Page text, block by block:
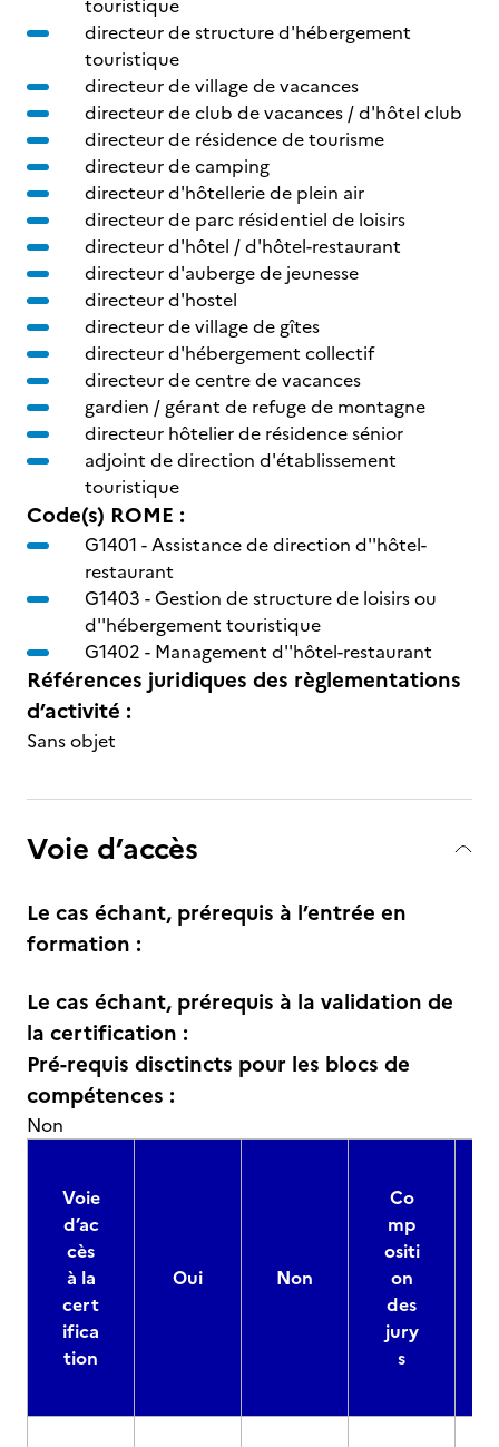
touristique
directeur de structure d'hébergement
touristique
directeur de village de vacances
directeur de club de vacances / d'hôtel club
directeur de résidence de tourisme
directeur de camping
directeur d'hôtellerie de plein air
directeur de parc résidentiel de loisirs
directeur d'hôtel / d'hôtel-restaurant
directeur d'auberge de jeunesse
directeur d'hostel
directeur de village de gîtes
directeur d'hébergement collectif
directeur de centre de vacances
gardien / gérant de refuge de montagne
directeur hôtelier de résidence sénior
adjoint de direction d'établissement
touristique
Code(s) ROME :
G1401 -Assistance de direction d''hôtel-
restaurant
G1403 -Gestion de structure de loisirs ou
d''hébergement touristique
G1402 - Management d''hôtel-restaurant
Références juridiques des règlementations
d’activité :
Sans objet
Voie d’accès
Le cas échant, prérequis à l’entrée en
formation :
Le cas échant, prérequis à la validation de
la certification :
Pré-requis disctincts pour les blocs de
compétences :
Non
Voie
d’ac
cès
à la
cert
ifica
tion
Oui Non
Co
mp
ositi
on
des
jury
s